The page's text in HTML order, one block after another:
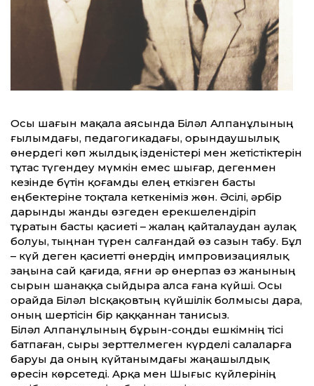
Осы шағын мақала аясында Біләл Алпанұлының
ғылымдағы, педагогикадағы, орындаушылық
өнердегі көп жылдық ізденістері мен жетістіктерін
тұтас түгендеу мүмкін емес шығар, дегенмен
кезінде бүтін қоғамды елең еткізген басты
еңбектеріне тоқтала кеткеніміз жөн. Әсілі, әрбір
дарынды жанды өзгеден ерекшелендіріп
тұратын басты қасиеті – жалаң қайталаудан аулақ
болуы, тыңнан түрен салғандай өз сазын табу. Бұл
– күй деген қасиет­ті өнердің импровизациялық
заңына сай қағида, яғни әр өнерпаз өз жанының
сырын шанаққа сыйдыра алса ғана күйші. Осы
орайда Біләл Ысқақовтың күйшілік болмысы дара,
оның шертісін бір қаққаннан танисыз.
Біләл Алпанұлының бұрын-соңды ешкімнің тісі
батпаған, сыры зерт­телмеген күрделі салаларға
баруы да оның күйтанымдағы жаңашылдық
өресін көрсетеді. Арқа мен Шығыс күйлерінің